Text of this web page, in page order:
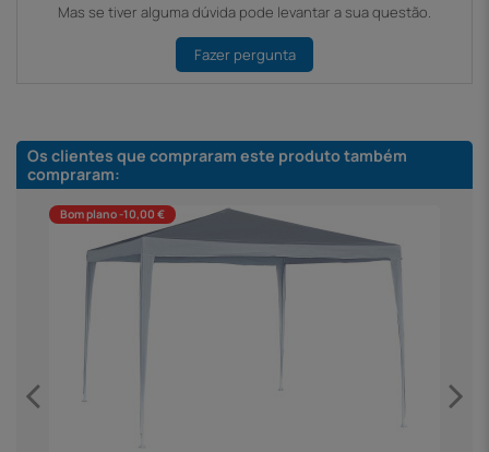
Mas se tiver alguma dúvida pode levantar a sua questão.
Fazer pergunta
Os clientes que compraram este produto também
compraram:
Bom plano -10,00 €